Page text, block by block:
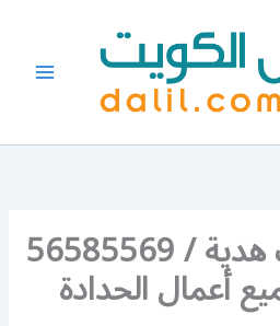
رقم حداد أبواب هدية / 56585569
أعمال الحدادة